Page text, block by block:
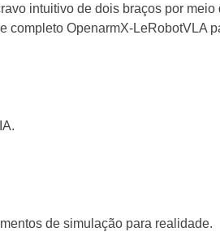
intuitivo de dois braços por
OpenarmX-LeRobotVLA
de simulação para realidade.